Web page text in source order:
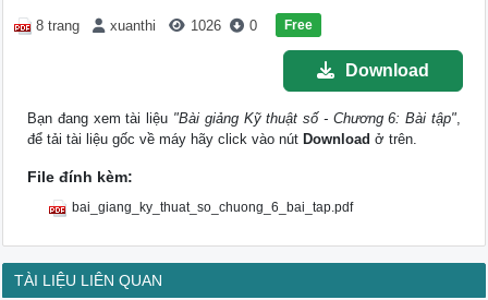
8 trang xuanthi 1026 0 Free
Download
Bạn đang xem tài liệu "Bài giảng Kỹ thuật số - Chương 6: Bài tập",
để tải tài liệu gốc về máy hãy click vào nút Download ở trên.
File đính kèm:
bai_giang_ky_thuat_so_chuong_6_bai_tap.pdf
TÀI LIỆU LIÊN QUAN